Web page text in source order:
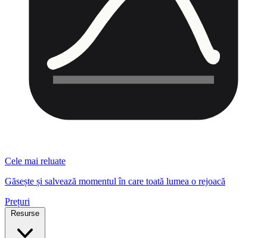
Cele mai reluate
Găsește și salvează momentul în care toată lumea o rejoacă
Prețuri
Resurse